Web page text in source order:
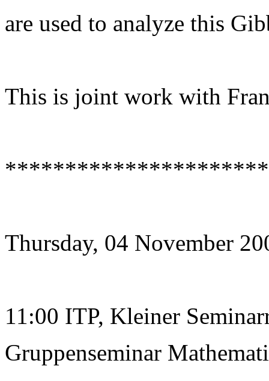
are used to analyze this
This is joint work with
Thursday, 04 November
11:00 ITP, Kleiner
Gruppenseminar